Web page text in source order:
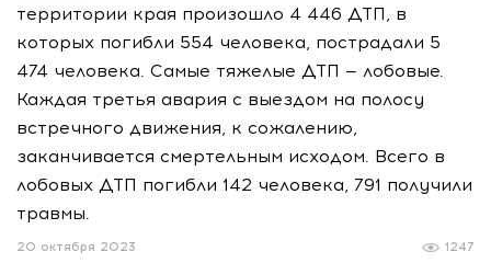
территории края произошло 4 446 ДТП, в
которых погибли 554 человека, пострадали 5
474 человека. Самые тяжелые ДТП — лобовые.
Каждая третья авария с выездом на полосу
встречного движения, к сожалению,
заканчивается смертельным исходом. Всего в
лобовых ДТП погибли 142 человека, 791 получили
травмы.
1247
20 октября 2023